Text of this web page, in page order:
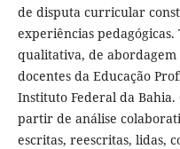
de disputa curricular
experiências
qualitativa, de
docentes da Educação
Instituto Federal da
partir de análise
escritas, reescritas, lidas,